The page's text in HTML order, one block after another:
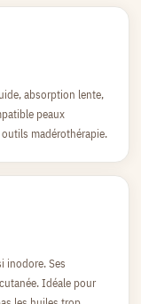
absorption lente,
peaux
madérothérapie.
inodore. Ses
Idéale pour